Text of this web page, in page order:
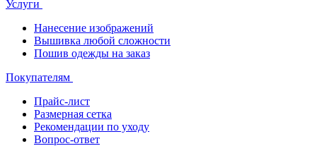
Услуги
Нанесение изображений
Вышивка любой сложности
Пошив одежды на заказ
Покупателям
Прайс-лист
Размерная сетка
Рекомендации по уходу
Вопрос-ответ